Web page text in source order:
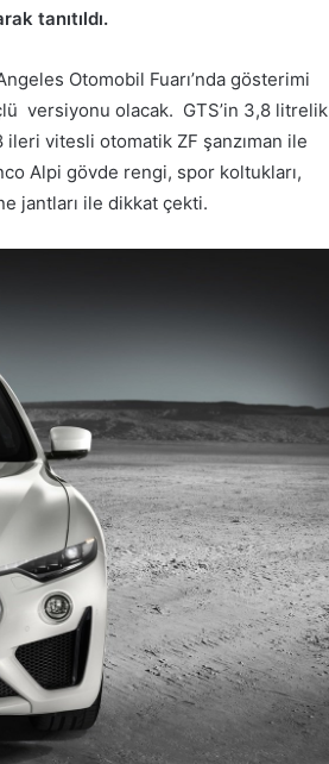
tanıtıldı.
Otomobil Fuarı’nda gösterimi
versiyonu olacak. GTS’in 3,8 litrelik
vitesli otomatik ZF şanzıman ile
Alpi gövde rengi, spor koltukları,
jantları ile dikkat çekti.